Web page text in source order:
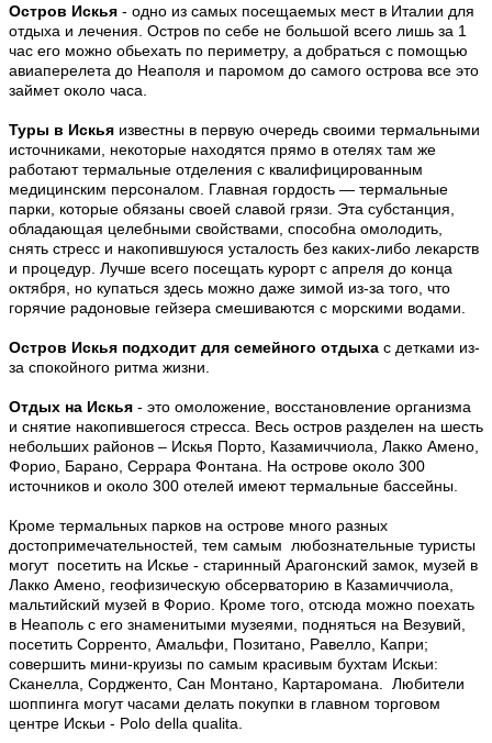
Остров Искья - одно из самых посещаемых мест в Италии для
отдыха и лечения. Остров по себе не большой всего лишь за 1
час его можно обьехать по периметру, а добраться с помощью
авиаперелета до Неаполя и паромом до самого острова все это
займет около часа.
Туры в Искья известны в первую очередь своими термальными
источниками, некоторые находятся прямо в отелях там же
работают термальные отделения с квалифицированным
медицинским персоналом. Главная гордость — термальные
парки, которые обязаны своей славой грязи. Эта субстанция,
обладающая целебными свойствами, способна омолодить,
снять стресс и накопившуюся усталость без каких-либо лекарств
и процедур. Лучше всего посещать курорт с апреля до конца
октября, но купаться здесь можно даже зимой из-за того, что
горячие радоновые гейзера смешиваются с морскими водами.
Остров Искья подходит для семейного отдыха с детками из-
за спокойного ритма жизни.
Отдых на Искья - это омоложение, восстановление организма
и снятие накопившегося стресса. Весь остров разделен на шесть
небольших районов – Искья Порто, Казамиччиола, Лакко Амено,
Форио, Барано, Серрара Фонтана. На острове около 300
источников и около 300 отелей имеют термальные бассейны.
Кроме термальных парков на острове много разных
достопримечательностей, тем самым любознательные туристы
могут посетить на Искье - старинный Арагонский замок, музей в
Лакко Амено, геофизическую обсерваторию в Казамиччиола,
мальтийский музей в Форио. Кроме того, отсюда можно поехать
в Неаполь с его знаменитыми музеями, подняться на Везувий,
посетить Сорренто, Амальфи, Позитано, Равелло, Капри;
совершить мини-круизы по самым красивым бухтам Искьи:
Сканелла, Сордженто, Сан Монтано, Картаромана. Любители
шоппинга могут часами делать покупки в главном торговом
центре Искьи - Polo della qualita.